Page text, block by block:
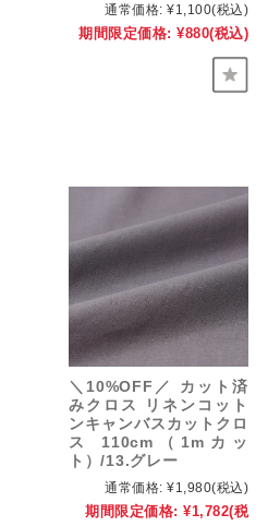
通常価格: ¥1,100(税込)
期間限定価格: ¥880(税込)
＼10%OFF／ カット済
みクロス リネンコット
ンキャンバスカットクロ
ス 110cm（1mカッ
ト）/13.グレー
通常価格: ¥1,980(税込)
期間限定価格: ¥1,782(税